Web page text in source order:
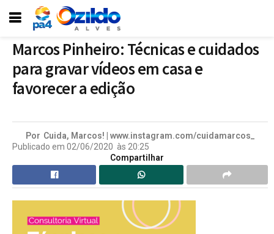
Marcos Pinheiro: Técnicas e cuidados
para gravar vídeos em casa e
favorecer a edição
Por Cuida, Marcos! | www.instagram.com/cuidamarcos_
Publicado em 02/06/2020 às 20:25
Compartilhar